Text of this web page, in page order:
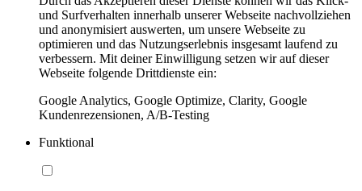
und Surfverhalten innerhalb unserer Webseite nachvollziehen
und anonymisiert auswerten, um unsere Webseite zu
optimieren und das Nutzungserlebnis insgesamt laufend zu
verbessern. Mit deiner Einwilligung setzen wir auf dieser
Webseite folgende Drittdienste ein:
Google Analytics, Google Optimize, Clarity, Google
Kundenrezensionen, A/B-Testing
Funktional